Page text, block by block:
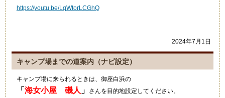
https://youtu.be/LqWtorLCGhQ
2024年7月1日
キャンプ場までの道案内（ナビ設定）
キャンプ場に来られるときは、御座白浜の
「 海女小屋 磯人 」
さんを目的地設定してください。